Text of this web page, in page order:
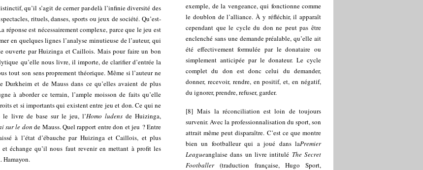
qu’il s’agit de cerner par-delà l’infinie diversité des
rituels, danses, sports ou jeux de société. Qu’est-
est nécessairement complexe, parce que le jeu est
en quelques lignes l’analyse minutieuse de l’auteur, qui
ouverte par Huizinga et Caillois. Mais pour faire un bon
qu’elle nous livre, il importe, de clarifier d’entrée la
tout son sens proprement théorique. Même si l’auteur ne
Durkheim et de Mauss dans ce qu’elles avaient de plus
à aborder ce terrain, l’ample moisson de faits qu’elle
et si importants qui existent entre jeu et don. Ce qui ne
le livre de base sur le jeu, l’Homo ludensde Huizinga,
sur le don de Mauss. Quel rapport entre don et jeu ? Entre
à l’état d’ébauche par Huizinga et Caillois, et plus
échange qu’il nous faut revenir en mettant à profit les
Hamayon.
exemple, de la vengeance, qui fonctionne comme
le doublon de l’alliance. À y réfléchir, il apparaît
cependant que le cycle du don ne peut pas être
enclenché sans une demande préalable, qu’elle ait
été effectivement formulée par le donataire ou
simplement anticipée par le donateur. Le cycle
complet du don est donc celui du demander,
donner, recevoir, rendre, en positif, et, en négatif,
du ignorer, prendre, refuser, garder.
[8]Mais la réconciliation est loin de toujours
survenir. Avec la professionnalisation du sport, son
attrait même peut disparaître. C’est ce que montre
bien un footballeur qui a joué dans laPremier
Leagueanglaise dans un livre intitulé The Secret
Footballer(traduction française, Hugo Sport,